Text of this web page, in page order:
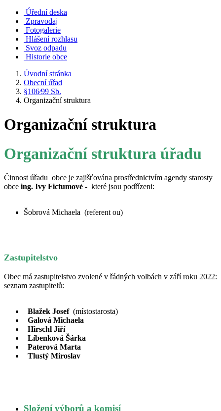
Úřední deska
Zpravodaj
Fotogalerie
Hlášení rozhlasu
Svoz odpadu
Historie obce
Úvodní stránka
Obecní úřad
§106⁄99 Sb.
Organizační struktura
Organizační struktura
Organizační struktura úřadu
Činnost úřadu obce je zajišťována prostřednictvím agendy starosty
obce ing. Ivy Fictumové - které jsou podřízeni:
Šobrová Michaela (referent ou)
Zastupitelstvo
Obec má zastupitelstvo zvolené v řádných volbách v září roku 2022:
seznam zastupitelů:
Blažek Josef (místostarosta)
Galová Michaela
Hirschl Jiří
Líbenková Šárka
Paterová Marta
Tlustý Miroslav
Složení výborů a komisí